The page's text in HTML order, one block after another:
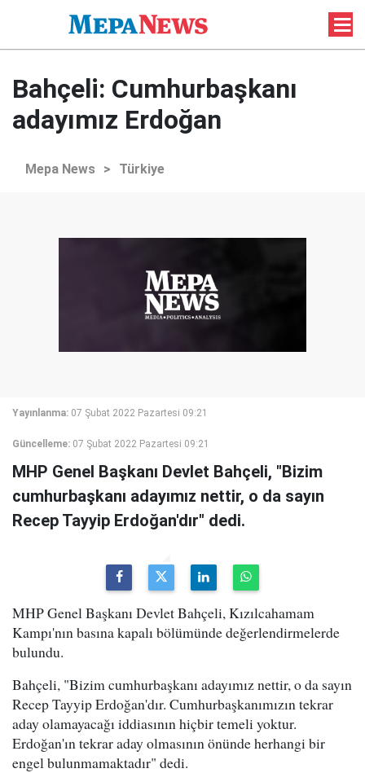
Bahçeli: Cumhurbaşkanı
adayımız Erdoğan
Mepa News > Türkiye
Yayınlanma: 07 Şubat 2022 Pazartesi 09:21
Güncelleme: 07 Şubat 2022 Pazartesi 09:21
MHP Genel Başkanı Devlet Bahçeli, "Bizim
cumhurbaşkanı adayımız nettir, o da sayın
Recep Tayyip Erdoğan'dır" dedi.
MHP Genel Başkanı Devlet Bahçeli, Kızılcahamam
Kampı'nın basına kapalı bölümünde değerlendirmelerde
bulundu.
Bahçeli, "Bizim cumhurbaşkanı adayımız nettir, o da sayın
Recep Tayyip Erdoğan'dır. Cumhurbaşkanımızın tekrar
aday olamayacağı iddiasının hiçbir temeli yoktur.
Erdoğan'ın tekrar aday olmasının önünde herhangi bir
engel bulunmamaktadır" dedi.